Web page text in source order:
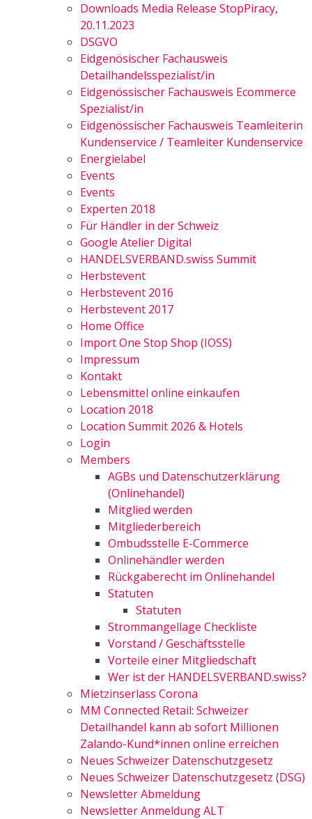
Downloads Media Release StopPiracy,
20.11.2023
DSGVO
Eidgenösischer Fachausweis
Detailhandelsspezialist/in
Eidgenössischer Fachausweis Ecommerce
Spezialist/in
Eidgenössischer Fachausweis Teamleiterin
Kundenservice / Teamleiter Kundenservice
Energielabel
Events
Events
Experten 2018
Für Händler in der Schweiz
Google Atelier Digital
HANDELSVERBAND.swiss Summit
Herbstevent
Herbstevent 2016
Herbstevent 2017
Home Office
Import One Stop Shop (IOSS)
Impressum
Kontakt
Lebensmittel online einkaufen
Location 2018
Location Summit 2026 & Hotels
Login
Members
AGBs und Datenschutzerklärung
(Onlinehandel)
Mitglied werden
Mitgliederbereich
Ombudsstelle E-Commerce
Onlinehändler werden
Rückgaberecht im Onlinehandel
Statuten
Statuten
Strommangellage Checkliste
Vorstand / Geschäftsstelle
Vorteile einer Mitgliedschaft
Wer ist der HANDELSVERBAND.swiss?
Mietzinserlass Corona
MM Connected Retail: Schweizer
Detailhandel kann ab sofort Millionen
Zalando-Kund*innen online erreichen
Neues Schweizer Datenschutzgesetz
Neues Schweizer Datenschutzgesetz (DSG)
Newsletter Abmeldung
Newsletter Anmeldung ALT